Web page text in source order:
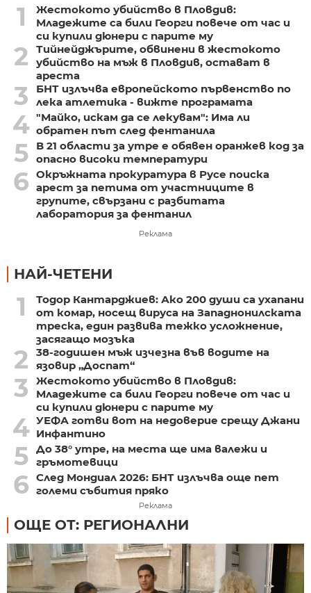
1
Жестокото убийство в Пловдив:
Младежите са били Георги повече от час и
си купили дюнери с парите му
2
Тийнейджърите, обвинени в жестокото
убийство на мъж в Пловдив, остават в
ареста
3
БНТ излъчва европейското първенство по
лека атлетика - вижте програмата
4 "Майко, искам да се лекувам": Има ли
обратен път след фентанила
5
В 21 области за утре е обявен оранжев код за
опасно високи температури
6 Окръжната прокуратура в Русе поиска
арест за петима от участниците в
групите, свързани с разбитата
лаборатория за фентанил
Реклама
НАЙ-ЧЕТЕНИ
1
Тодор Кантарджиев: Ако 200 души са ухапани
от комар, носещ вируса на Западнонилската
треска, един развива тежко усложнение,
засягащо мозъка
2
38-годишен мъж изчезна във водите на
язовир „Доспат“
3
Жестокото убийство в Пловдив:
Младежите са били Георги повече от час и
си купили дюнери с парите му
4 УЕФА готви вот на недоверие срещу Джани
Инфантино
5 До 38° утре, на места ще има валежи и
гръмотевици
6 След Мондиал 2026: БНТ излъчва още пет
големи събития пряко
Реклама
ОЩЕ ОТ: РЕГИОНАЛНИ